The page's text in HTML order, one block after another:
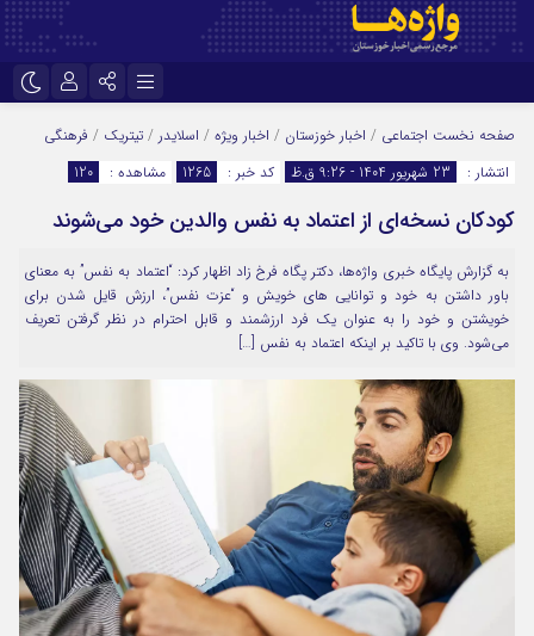
اینستاگرام
تلگرام
سروش
ایتا
آپارات
اپلیکیشن رمز عبور
مرا به خاطر بسپار
صفحه نخست اجتماعی / اخبار خوزستان / اخبار ویژه / اسلایدر / تیتریک / فرهنگی
انتشار :
23 شهریور 1404 - 9:26 ق.ظ کد خبر : 1265 مشاهده : 120
کودکان نسخه‌ای از اعتماد به نفس والدین خود می‌شوند
به گزارش پایگاه خبری واژه‌ها، دکتر پگاه فرخ زاد اظهار کرد: “اعتماد به نفس” به معنای
باور داشتن به خود و توانایی های خویش و “عزت نفس”، ارزش قایل شدن برای
خویشتن و خود را به عنوان یک فرد ارزشمند و قابل احترام در نظر گرفتن تعریف
می‌شود. وی با تاکید بر اینکه اعتماد به نفس […]